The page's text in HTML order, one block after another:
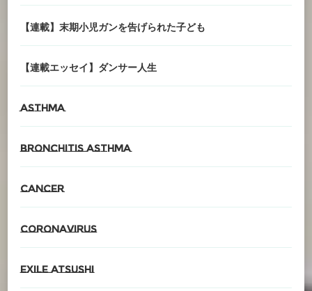
【連載】末期小児ガンを告げられた子ども
【連載エッセイ】ダンサー人生
asthma
Bronchitis asthma
cancer
CORONAvirus
EXILE ATSUSHI